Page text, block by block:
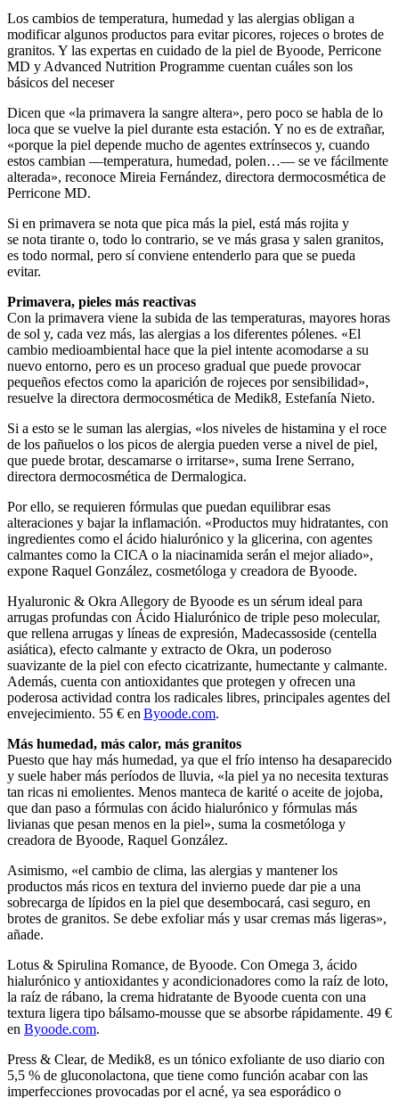
Los cambios de temperatura, humedad y las alergias obligan a
modificar algunos productos para evitar picores, rojeces o brotes de
granitos. Y las expertas en cuidado de la piel de Byoode, Perricone
MD y Advanced Nutrition Programme cuentan cuáles son los
básicos del neceser
Dicen que «la primavera la sangre altera», pero poco se habla de lo
loca que se vuelve la piel durante esta estación. Y no es de extrañar,
«porque la piel depende mucho de agentes extrínsecos y, cuando
estos cambian —temperatura, humedad, polen…— se ve fácilmente
alterada», reconoce Mireia Fernández, directora dermocosmética de
Perricone MD.
Si en primavera se nota que pica más la piel, está más rojita y
se nota tirante o, todo lo contrario, se ve más grasa y salen granitos,
es todo normal, pero sí conviene entenderlo para que se pueda
evitar.
Primavera, pieles más reactivas
Con la primavera viene la subida de las temperaturas, mayores horas
de sol y, cada vez más, las alergias a los diferentes pólenes. «El
cambio medioambiental hace que la piel intente acomodarse a su
nuevo entorno, pero es un proceso gradual que puede provocar
pequeños efectos como la aparición de rojeces por sensibilidad»,
resuelve la directora dermocosmética de Medik8, Estefanía Nieto.
Si a esto se le suman las alergias, «los niveles de histamina y el roce
de los pañuelos o los picos de alergia pueden verse a nivel de piel,
que puede brotar, descamarse o irritarse», suma Irene Serrano,
directora dermocosmética de Dermalogica.
Por ello, se requieren fórmulas que puedan equilibrar esas
alteraciones y bajar la inflamación. «Productos muy hidratantes, con
ingredientes como el ácido hialurónico y la glicerina, con agentes
calmantes como la CICA o la niacinamida serán el mejor aliado»,
expone Raquel González, cosmetóloga y creadora de Byoode.
Hyaluronic & Okra Allegory de Byoode es un sérum ideal para
arrugas profundas con Ácido Hialurónico de triple peso molecular,
que rellena arrugas y líneas de expresión, Madecassoside (centella
asiática), efecto calmante y extracto de Okra, un poderoso
suavizante de la piel con efecto cicatrizante, humectante y calmante.
Además, cuenta con antioxidantes que protegen y ofrecen una
poderosa actividad contra los radicales libres, principales agentes del
envejecimiento. 55 € en Byoode.com.
Más humedad, más calor, más granitos
Puesto que hay más humedad, ya que el frío intenso ha desaparecido
y suele haber más períodos de lluvia, «la piel ya no necesita texturas
tan ricas ni emolientes. Menos manteca de karité o aceite de jojoba,
que dan paso a fórmulas con ácido hialurónico y fórmulas más
livianas que pesan menos en la piel», suma la cosmetóloga y
creadora de Byoode, Raquel González.
Asimismo, «el cambio de clima, las alergias y mantener los
productos más ricos en textura del invierno puede dar pie a una
sobrecarga de lípidos en la piel que desembocará, casi seguro, en
brotes de granitos. Se debe exfoliar más y usar cremas más ligeras»,
añade.
Lotus & Spirulina Romance, de Byoode. Con Omega 3, ácido
hialurónico y antioxidantes y acondicionadores como la raíz de loto,
la raíz de rábano, la crema hidratante de Byoode cuenta con una
textura ligera tipo bálsamo-mousse que se absorbe rápidamente. 49 €
en Byoode.com.
Press & Clear, de Medik8, es un tónico exfoliante de uso diario con
5,5 % de gluconolactona, que tiene como función acabar con las
imperfecciones provocadas por el acné, ya sea esporádico o